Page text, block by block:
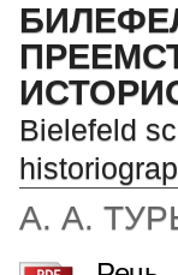
Bielefeld
А. А.